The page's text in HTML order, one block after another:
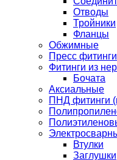
Отводы
Тройники
Фланцы
Обжимные
Пресс фитинги
Фитинги из
Бочата
Аксиальные
ПНД фитинги
Втулки
Заглушки